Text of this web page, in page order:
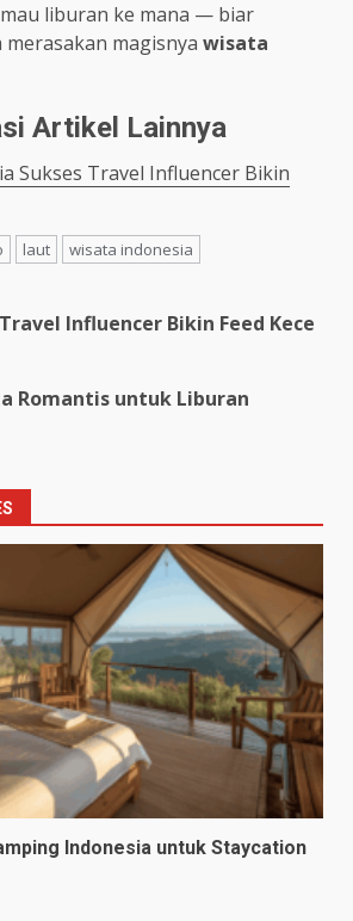
liburan ke mana — biar
magisnya wisata
Artikel Lainnya
Sukses Travel Influencer Bikin
laut wisata indonesia
Influencer Bikin Feed Kece
Romantis untuk Liburan
Indonesia untuk Staycation